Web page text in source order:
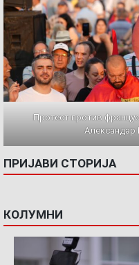
Протест против
Александар
ПРИЈАВИ СТОРИЈА
КОЛУМНИ